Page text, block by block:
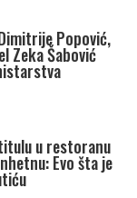
Popović,
Zeka Šabović
u restoranu
Evo šta je